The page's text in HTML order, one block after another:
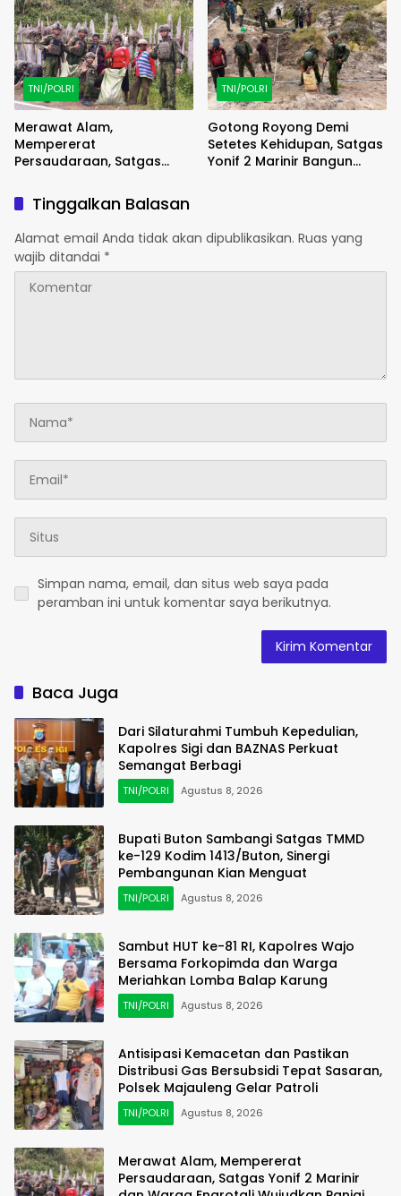
Karung Patroli
TNI/POLRI
Merawat Alam,
Mempererat
Persaudaraan, Satgas
Enarotali Wujudkan Paniai
Bersih, Indonesia Asri
TNI/POLRI
Gotong Royong Demi
Setetes Kehidupan, Satgas
Yonif 2 Marinir Bangun
Tinggalkan Balasan
Alamat email Anda tidak akan dipublikasikan. Ruas yang
wajib ditandai *
Simpan nama, email, dan situs web saya pada
peramban ini untuk komentar saya berikutnya.
Baca Juga
Dari Silaturahmi Tumbuh Kepedulian,
Kapolres Sigi dan BAZNAS Perkuat
Semangat Berbagi
TNI/POLRI Agustus 8, 2026
Bupati Buton Sambangi Satgas TMMD
ke-129 Kodim 1413/Buton, Sinergi
Pembangunan Kian Menguat
TNI/POLRI Agustus 8, 2026
Sambut HUT ke-81 RI, Kapolres Wajo
Bersama Forkopimda dan Warga
Meriahkan Lomba Balap Karung
TNI/POLRI Agustus 8, 2026
Antisipasi Kemacetan dan Pastikan
Distribusi Gas Bersubsidi Tepat Sasaran,
Polsek Majauleng Gelar Patroli
TNI/POLRI Agustus 8, 2026
Merawat Alam, Mempererat
Persaudaraan, Satgas Yonif 2 Marinir